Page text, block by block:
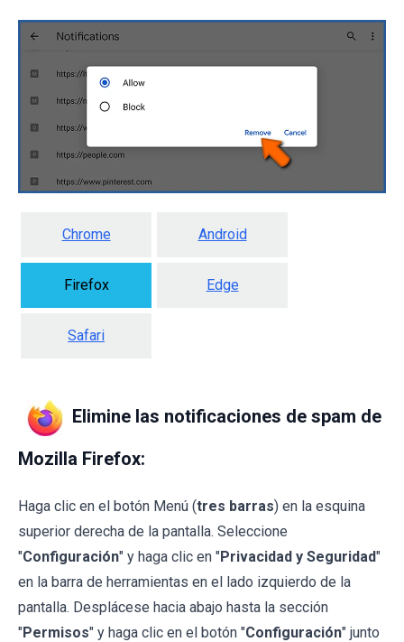
Chrome Android
Firefox Edge
Safari
Elimine las notificaciones de spam de
Mozilla Firefox:
Haga clic en el botón Menú (tres barras) en la esquina
superior derecha de la pantalla. Seleccione
"Configuración" y haga clic en "Privacidad y Seguridad"
en la barra de herramientas en el lado izquierdo de la
pantalla. Desplácese hacia abajo hasta la sección
"Permisos" y haga clic en el botón "Configuración" junto